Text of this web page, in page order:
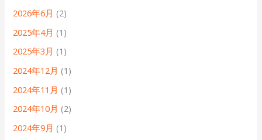
2026年6月 (2)
2025年4月 (1)
2025年3月 (1)
2024年12月 (1)
2024年11月 (1)
2024年10月 (2)
2024年9月 (1)